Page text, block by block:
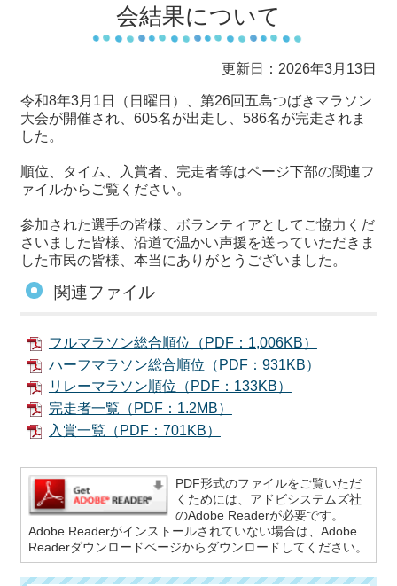
会結果について
更新日：2026年3月13日
令和8年3月1日（日曜日）、第26回五島つばきマラソン
大会が開催され、605名が出走し、586名が完走されま
した。
順位、タイム、入賞者、完走者等はページ下部の関連フ
ァイルからご覧ください。
参加された選手の皆様、ボランティアとしてご協力くだ
さいました皆様、沿道で温かい声援を送っていただきま
した市民の皆様、本当にありがとうございました。
関連ファイル
フルマラソン総合順位（PDF：1,006KB）
ハーフマラソン総合順位（PDF：931KB）
リレーマラソン順位（PDF：133KB）
完走者一覧（PDF：1.2MB）
入賞一覧（PDF：701KB）
PDF形式のファイルをご覧いただ
くためには、アドビシステムズ社
のAdobe Readerが必要です。
Adobe Readerがインストールされていない場合は、Adobe
Readerダウンロードページからダウンロードしてください。